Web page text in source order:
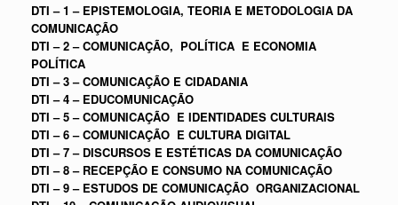
DTI – 1 – EPISTEMOLOGIA, TEORIA E METODOLOGIA DA
COMUNICAÇÃO
DTI – 2 – COMUNICAÇÃO, POLÍTICA E ECONOMIA
POLÍTICA
DTI – 3 – COMUNICAÇÃO E CIDADANIA
DTI – 4 – EDUCOMUNICAÇÃO
DTI – 5 – COMUNICAÇÃO E IDENTIDADES CULTURAIS
DTI – 6 – COMUNICAÇÃO E CULTURA DIGITAL
DTI – 7 – DISCURSOS E ESTÉTICAS DA COMUNICAÇÃO
DTI – 8 – RECEPÇÃO E CONSUMO NA COMUNICAÇÃO
DTI – 9 – ESTUDOS DE COMUNICAÇÃO ORGANIZACIONAL